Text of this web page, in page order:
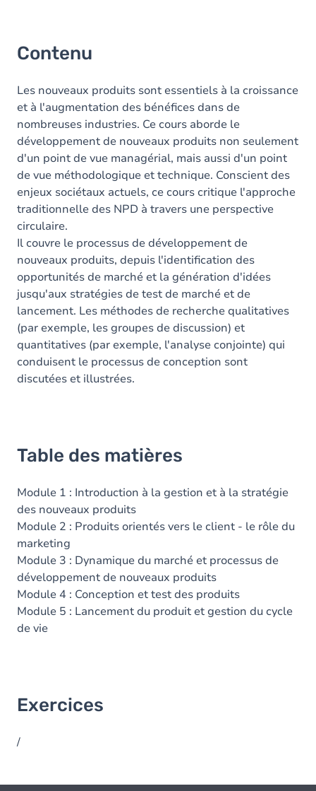
Contenu
Les nouveaux produits sont essentiels à la croissance
et à l'augmentation des bénéfices dans de
nombreuses industries. Ce cours aborde le
développement de nouveaux produits non seulement
d'un point de vue managérial, mais aussi d'un point
de vue méthodologique et technique. Conscient des
enjeux sociétaux actuels, ce cours critique l'approche
traditionnelle des NPD à travers une perspective
circulaire.
Il couvre le processus de développement de
nouveaux produits, depuis l'identification des
opportunités de marché et la génération d'idées
jusqu'aux stratégies de test de marché et de
lancement. Les méthodes de recherche qualitatives
(par exemple, les groupes de discussion) et
quantitatives (par exemple, l'analyse conjointe) qui
conduisent le processus de conception sont
discutées et illustrées.
Table des matières
Module 1 : Introduction à la gestion et à la stratégie
des nouveaux produits
Module 2 : Produits orientés vers le client - le rôle du
marketing
Module 3 : Dynamique du marché et processus de
développement de nouveaux produits
Module 4 : Conception et test des produits
Module 5 : Lancement du produit et gestion du cycle
de vie
Exercices
/